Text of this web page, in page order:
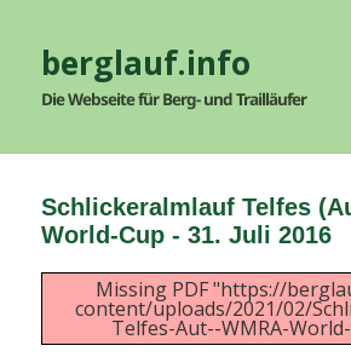
berglauf.info
Die Webseite für Berg- und Trailläufer
Schlickeralmlauf Telfes
World-Cup - 31. Juli 2016
Missing PDF "https://
content/uploads/2021/02/
Telfes-Aut--WMRA-